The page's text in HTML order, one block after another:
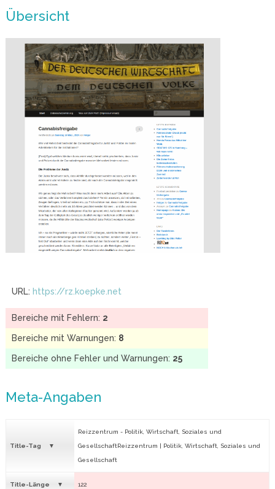
Übersicht
URL: https://rz.koepke.net
Bereiche mit Fehlern: 2
Bereiche mit Warnungen: 8
Bereiche ohne Fehler und Warnungen: 25
Meta-Angaben
Title-Tag
Reizzentrum - Politik, Wirtschaft, Soziales und
GesellschaftReizzentrum | Politik, Wirtschaft, Soziales und
Gesellschaft
Title-Länge 122